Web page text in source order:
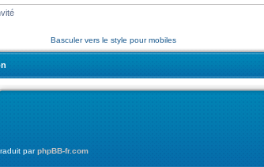
Basculer vers le style pour mobiles
parphpBB-fr.com